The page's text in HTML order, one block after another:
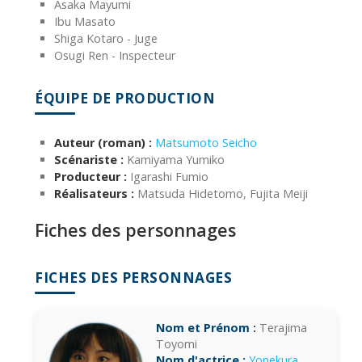
Asaka Mayumi
Ibu Masato
Shiga Kotaro - Juge
Osugi Ren - Inspecteur
ÉQUIPE DE PRODUCTION
Auteur (roman) : Matsumoto Seicho
Scénariste : Kamiyama Yumiko
Producteur : Igarashi Fumio
Réalisateurs : Matsuda Hidetomo, Fujita Meiji
Fiches des personnages
FICHES DES PERSONNAGES
Nom et Prénom : Terajima
Toyomi